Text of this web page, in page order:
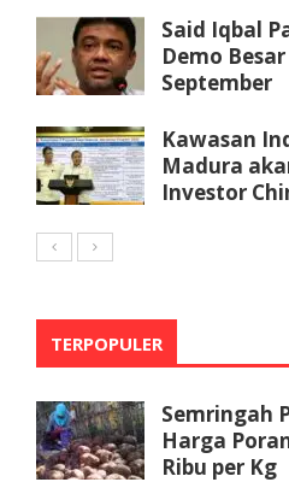
Said Iqbal
Demo
September
Kawasan
Madura
Investor
TERPOPULER
Semringah
Harga
Ribu per Kg